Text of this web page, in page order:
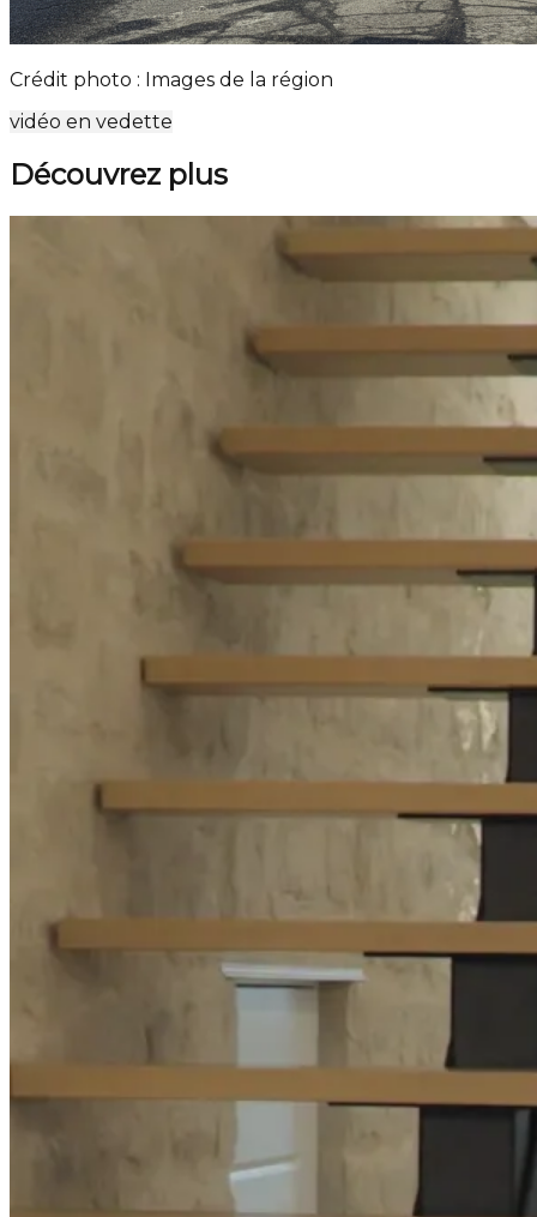
Crédit photo : Images de la région
vidéo en vedette
Découvrez plus